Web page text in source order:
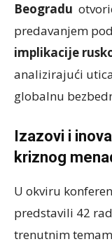
Beogradu
predavanjem
implikacije
analizirajući
globalnu
Izazovi i
kriznog
U okviru
predstavili 42
trenutnim